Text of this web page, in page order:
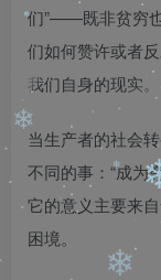
们”——既非贫穷
们如何赞许或者
我们自身的现实。
当生产者的社会
不同的事：“成为
它的意义主要来
困境。
❄